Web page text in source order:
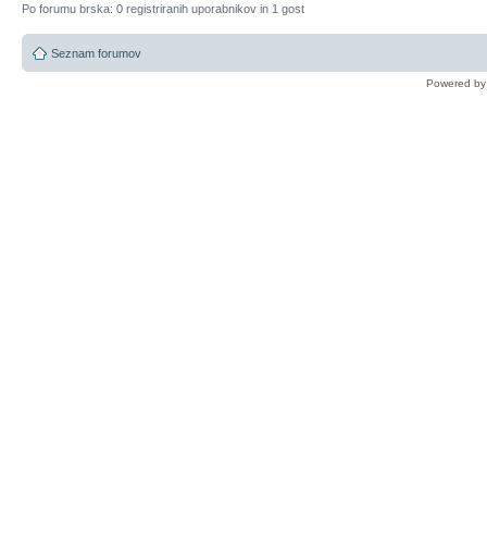
Po forumu brska: 0 registriranih uporabnikov in 1 gost
Seznam forumov
Powered